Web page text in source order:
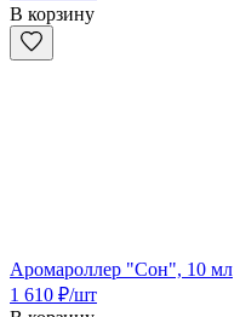
В корзину
Аромароллер "Сон", 10 мл
1 610 ₽/шт